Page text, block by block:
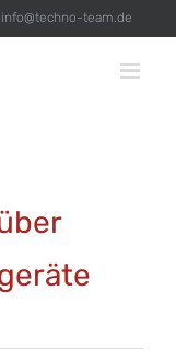
info@techno-team.de